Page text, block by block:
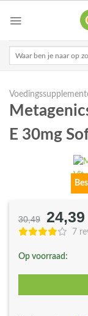
E 30mg
30,49
prijs
24,39
7
Op voorraad: